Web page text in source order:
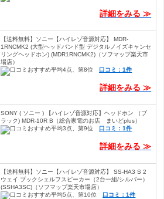
詳細をみる ≫
【送料無料】ソニー【ハイレゾ音源対応】 MDR-
1RNCMK2 (大型ヘッドバンド型 デジタルノイズキャンセ
リングヘッドホン) (MDR1RNCMK2)（ソフマップ楽天市
場店）
口コミ：1件
詳細をみる ≫
SONY ( ソニー ) 【ハイレゾ音源対応】ヘッドホン （ブ
ラック) MDR-10R B（総合家電のお店 まいどplus）
口コミ：1件
詳細をみる ≫
【送料無料】ソニー【ハイレゾ音源対応】 SS-HA3 S 2
ウェイ ブックシェルフスピーカー（2台一組/シルバー）
(SSHA3SC)（ソフマップ楽天市場店）
口コミ：1件